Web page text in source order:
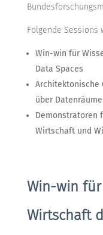
Folgende Sessions
Win-win für
Data Spaces
Architektonische
über
Demonstratoren
Wirtschaft und
Win-win
Wirtschaft